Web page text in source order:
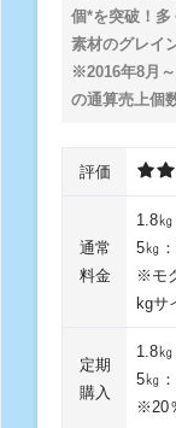
個*を突破！多
素材のグレイ
※2016年8月
の通算売上個
評価
通常
料金
1.8
5㎏
※モ
kgサ
定期
購入
1.8
5㎏
※20